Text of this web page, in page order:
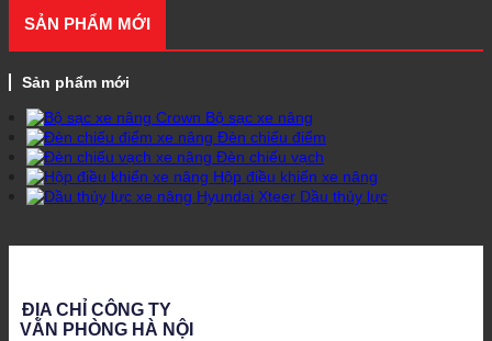
SẢN PHẨM MỚI
Sản phẩm mới
Bộ sạc xe nâng
Đèn chiếu điểm
Đèn chiếu vạch
Hộp điều khiển xe nâng
Dầu thủy lực
ĐỊA CHỈ CÔNG TY
VĂN PHÒNG HÀ NỘI